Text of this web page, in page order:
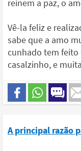
reinem a paz, o
Vê-la feliz e
sabe que a amo
cunhado tem feito
casalzinho, e
A principal razão